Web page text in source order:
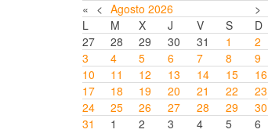
« < Agosto 2026 >
L
M X J V S
D
27
28 29 30 31 1
2
3
4 5 6 7 8
9
10
11 12 13 14 15
16
17
18 19 20 21 22
23
24
25 26 27 28 29
30
31
1 2 3 4 5 6